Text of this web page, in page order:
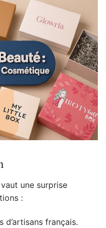
une surprise
:
d’artisans français.